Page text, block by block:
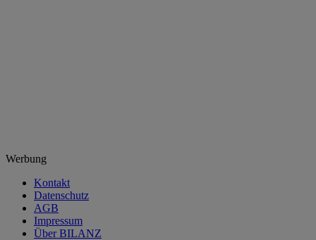
Werbung
Kontakt
Datenschutz
AGB
Impressum
Über BILANZ